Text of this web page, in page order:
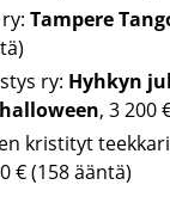
Tam­pe­re
ry: Hyh­kyn
, 3 200
kris­ti­tyt
€ (158 ääntä)